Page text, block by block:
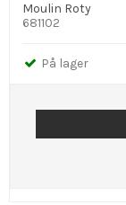
Moulin Roty
681102
På lager